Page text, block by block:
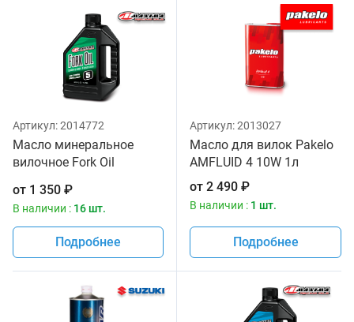
Артикул:2014772
Масло минеральное
вилочное Fork Oil
Maxima 1 литр
от 1 350 ₽
В наличии : 16 шт.
Подробнее
Артикул:2013027
Масло для вилок Pakelo
AMFLUID 4 10W 1л
от 2 490 ₽
В наличии : 1 шт.
Подробнее